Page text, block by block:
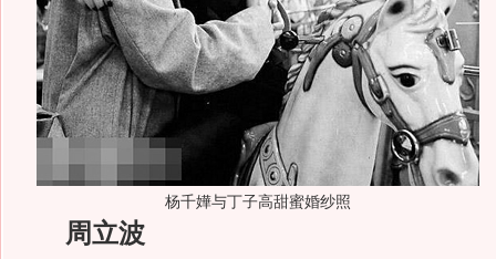
杨千嬅与丁子高甜蜜婚纱照
周立波